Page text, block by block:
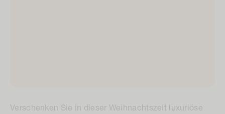
Haarpflege mit unseren Haargummis aus 100%